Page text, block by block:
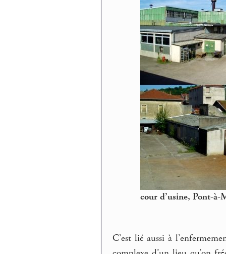
cour d’usine, Pont-à-
C’est lié aussi à